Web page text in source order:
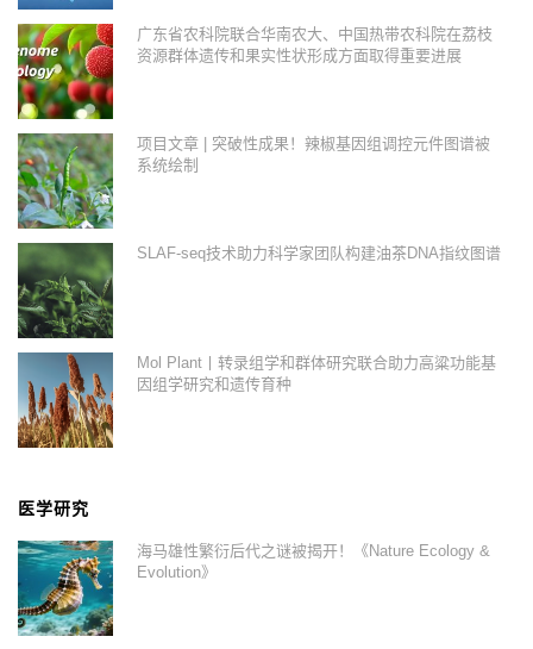
广东省农科院联合华南农大、中国热带农科院在荔枝
资源群体遗传和果实性状形成方面取得重要进展
项目文章 | 突破性成果！辣椒基因组调控元件图谱被
系统绘制
SLAF-seq技术助力科学家团队构建油茶DNA指纹图谱
Mol Plant丨转录组学和群体研究联合助力高粱功能基
因组学研究和遗传育种
医学研究
海马雄性繁衍后代之谜被揭开！《Nature Ecology &
Evolution》